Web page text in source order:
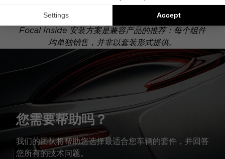
位置可能会有所不同。
Focal Inside 安装方案是兼容产品的推荐：每个组件
均单独销售，并非以套装形式提供。
您需要帮助吗？
我们的团队将帮助您选择最适合您车辆的套件，并回答
您所有的技术问题。